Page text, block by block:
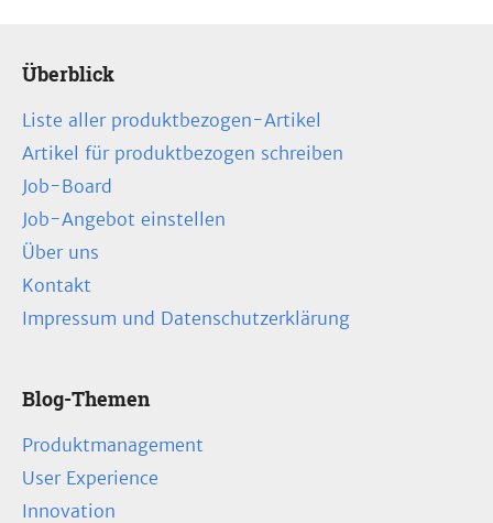
Überblick
Liste aller produktbezogen-Artikel
Artikel für produktbezogen schreiben
Job-Board
Job-Angebot einstellen
Über uns
Kontakt
Impressum und Datenschutzerklärung
Blog-Themen
Produktmanagement
User Experience
Innovation